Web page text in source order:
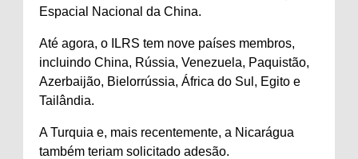
Espacial Nacional da China.
Até agora, o ILRS tem nove países membros,
incluindo China, Rússia, Venezuela, Paquistão,
Azerbaijão, Bielorrússia, África do Sul, Egito e
Tailândia.
A Turquia e, mais recentemente, a Nicarágua
também teriam solicitado adesão.